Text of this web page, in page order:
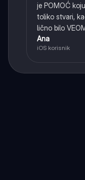
je POMOĆ
toliko stvari,
lično bilo
Ana
iOS korisnik